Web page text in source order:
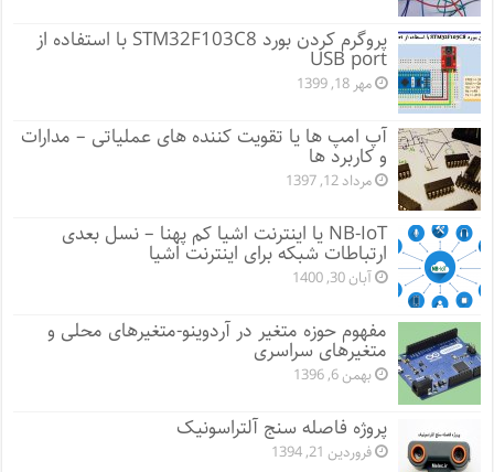
پروگرم کردن بورد STM32F103C8 با استفاده از
USB port
مهر 18, 1399
آپ امپ ها یا تقویت کننده های عملیاتی – مدارات
و کاربرد ها
مرداد 12, 1397
NB-IoT یا اینترنت اشیا کم پهنا – نسل بعدی
ارتباطات شبکه برای اینترنت اشیا
آبان 30, 1400
مفهوم حوزه متغیر در آردوینو-متغیرهای محلی و
متغیرهای سراسری
بهمن 6, 1396
پروژه فاصله سنج آلتراسونیک
فروردین 21, 1394